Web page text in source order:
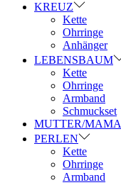
KREUZ
Kette
Ohrringe
Anhänger
LEBENSBAUM
Kette
Ohrringe
Armband
Schmuckset
MUTTER/MAMA
PERLEN
Kette
Ohrringe
Armband